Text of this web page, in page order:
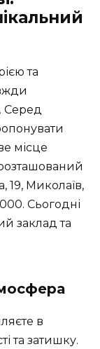
та
Серед
місце
19, Миколаїв,
Сьогодні
заклад та
в
та затишку.